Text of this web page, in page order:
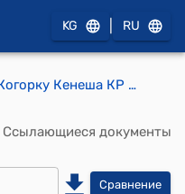
KG RU
Постановление ЗС Жогорку Кенеша КР от 30 октября 1995 года З N 238-1 "О повестке дня пятого пленарного заседания Законодательного собрания Жогорку Кенеша Кыргызской Республики"
Ссылающиеся документы
Сравнение